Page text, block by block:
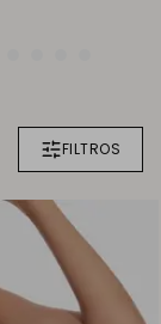
FILTROS